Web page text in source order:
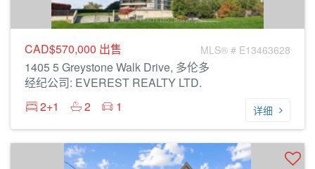
CAD$570,000 出售 MLS® # E13463628
1405 5 Greystone Walk Drive, 多伦多
经纪公司: EVEREST REALTY LTD.
2+1
2 1 详细